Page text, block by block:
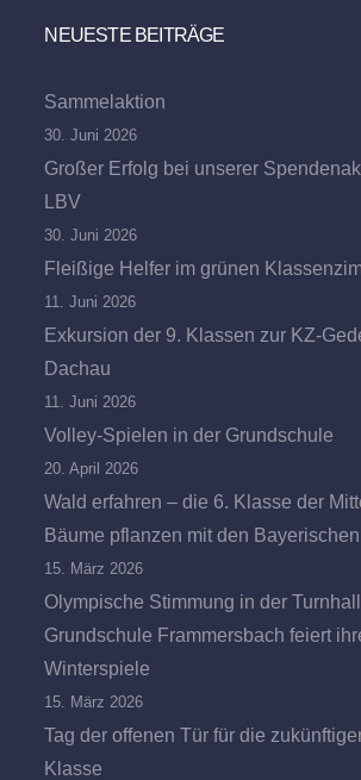
NEUESTE BEITRÄGE
Sammelaktion
30. Juni 2026
Großer Erfolg bei unserer
LBV
30. Juni 2026
Fleißige Helfer im grünen
11. Juni 2026
Exkursion der 9. Klassen zur KZ-
Dachau
11. Juni 2026
Volley-Spielen in der Grundschule
20. April 2026
Wald erfahren – die 6. Klasse der
Bäume pflanzen mit den
15. März 2026
Olympische Stimmung in der
Grundschule Frammersbach feiert
Winterspiele
15. März 2026
Tag der offenen Tür für die
Klasse